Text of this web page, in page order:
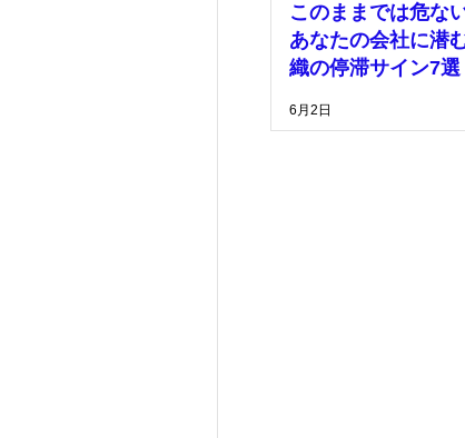
このままでは危な
あなたの会社に潜
織の停滞サイン7選
6月2日